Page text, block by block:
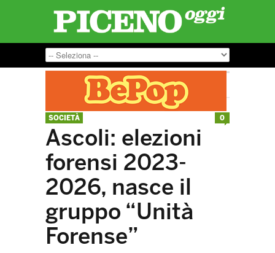
SOCIETÀ
Ascoli: elezioni
forensi 2023-
2026, nasce il
gruppo “Unità
Forense”
0